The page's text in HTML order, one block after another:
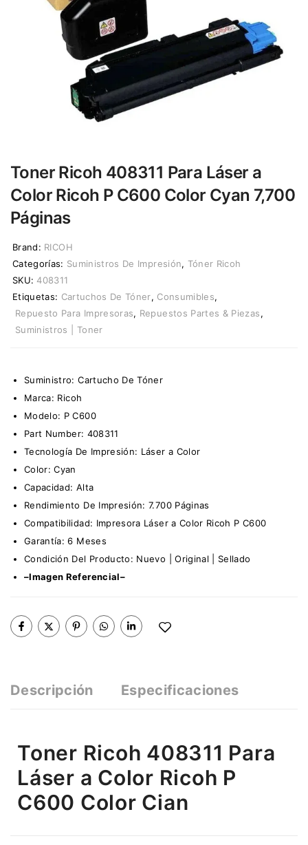
Toner Ricoh 408311 Para Láser a
Color Ricoh P C600 Color Cyan 7,700
Páginas
Brand: RICOH
Categorías: Suministros De Impresión, Tóner Ricoh
SKU: 408311
Etiquetas: Cartuchos De Tóner, Consumibles,
Repuesto Para Impresoras, Repuestos Partes & Piezas,
Suministros | Toner
Suministro: Cartucho De Tóner
Marca: Ricoh
Modelo: P C600
Part Number: 408311
Tecnología De Impresión: Láser a Color
Color: Cyan
Capacidad: Alta
Rendimiento De Impresión: 7.700 Páginas
Compatibilidad: Impresora Láser a Color Ricoh P C600
Garantía: 6 Meses
Condición Del Producto: Nuevo | Original | Sellado
–Imagen Referencial–
Descripción Especificaciones
Toner Ricoh 408311 Para
Láser a Color Ricoh P
C600 Color Cian